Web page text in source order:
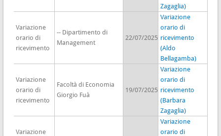
Zagaglia)
Variazione
orario di
ricevimento
-- Dipartimento di
Management
22/07/2025
Variazione
orario di
ricevimento
(Aldo
Bellagamba)
Variazione
orario di
ricevimento
Facoltà di Economia
Giorgio Fuà
19/07/2025
Variazione
orario di
ricevimento
(Barbara
Zagaglia)
Variazione
Variazione
orario di